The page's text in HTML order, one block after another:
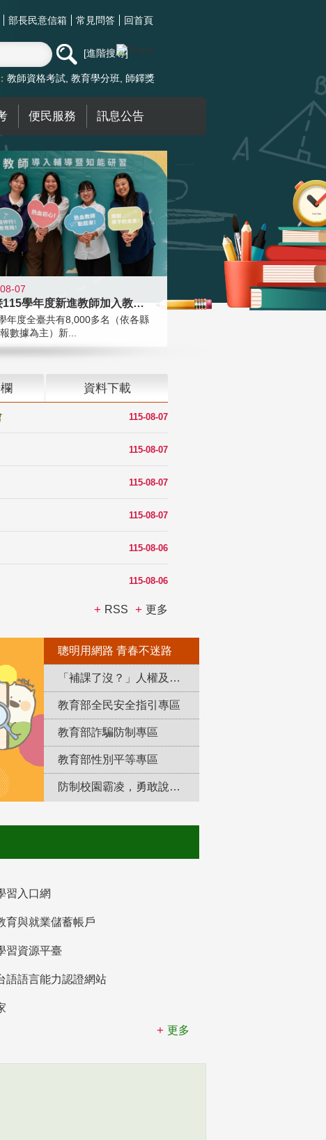
部長民意信箱 常見問答 回首頁
進階搜尋
教師資格考試 教育學分班 師鐸獎
便民服務 訊息公告
07
迎接115學年度新進教師加入教育現
年度全臺共有8,000多名（依各縣
數據為主）新...
資料下載
115-08-07
115-08-07
115-08-07
115-08-07
115-08-06
115-08-06
RSS 更多
聰明用網路 青春不迷路
「補課了沒？」人權及轉型正義教育專區
教育部全民安全指引專區
教育部詐騙防制專區
教育部性別平等專區
防制校園霸凌，勇敢說出來！
習入口網
育與就業儲蓄帳戶
習資源平臺
語語言能力認證網站
更多